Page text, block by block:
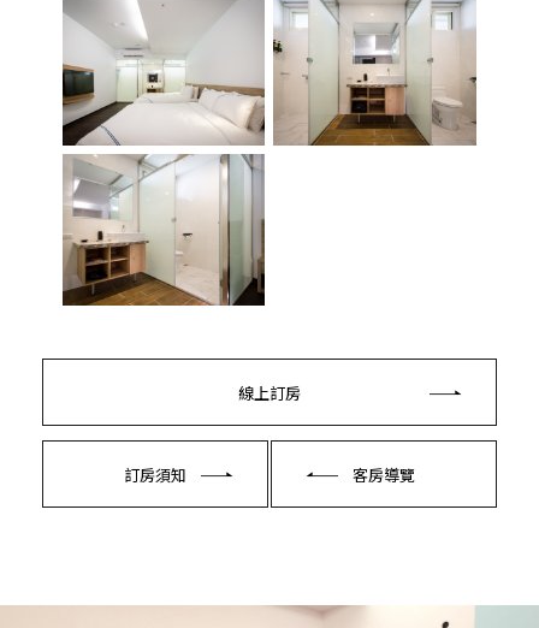
線上訂房
訂房須知 客房導覽